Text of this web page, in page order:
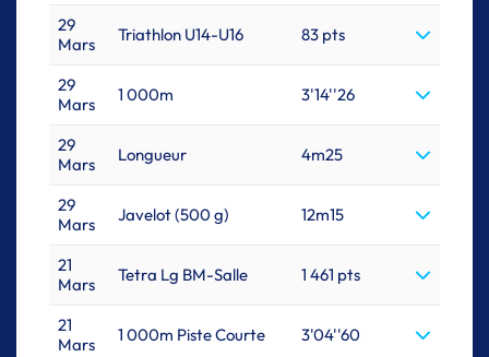
29
Mars
Triathlon U14-U16 83 pts
29
Mars
1 000m 3'14''26
29
Mars
Longueur 4m25
29
Mars
Javelot (500 g) 12m15
21
Mars
Tetra Lg BM-Salle 1 461 pts
21
Mars
1 000m Piste Courte 3'04''60